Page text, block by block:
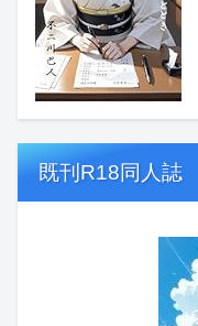
既刊R18同人誌